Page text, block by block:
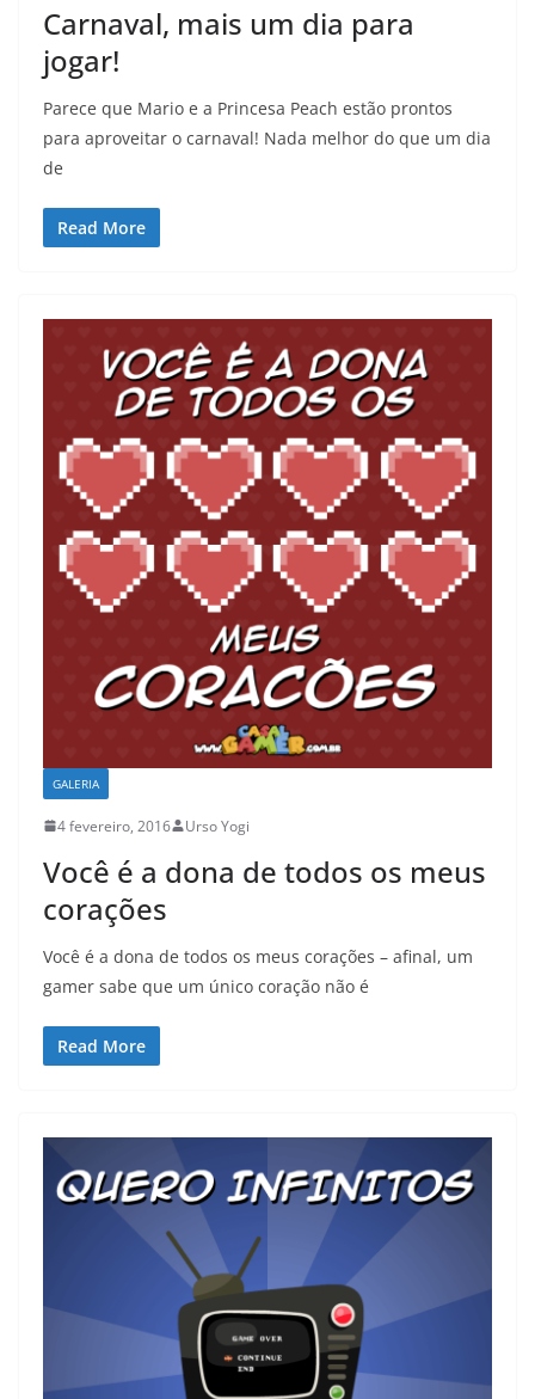
Carnaval, mais um dia para
jogar!
Parece que Mario e a Princesa Peach estão prontos
para aproveitar o carnaval! Nada melhor do que um dia
de
Read More
GALERIA
4 fevereiro, 2016 Urso Yogi
Você é a dona de todos os meus
corações
Você é a dona de todos os meus corações – afinal, um
gamer sabe que um único coração não é
Read More